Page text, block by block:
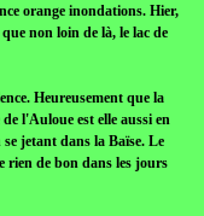
orange inondations. Hier,
non loin de là, le lac de
Heureusement que la
l'Auloue est elle aussi en
jetant dans la Baïse. Le
rien de bon dans les jours